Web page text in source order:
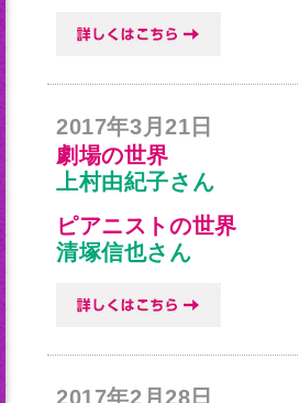
2017年3月21日
劇場の世界
上村由紀子さん
ピアニストの世界
清塚信也さん
2017年2月28日